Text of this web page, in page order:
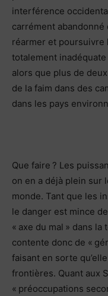
interférence
carrément
réarmer et poursuivre
totalement inadéquate
alors que plus de
de la faim dans des
dans les pays
Que faire ? Les
on en a déjà plein sur
monde. Tant que les
le danger est mince
« axe du mal » dans
contente donc de «
faisant en sorte
frontières. Quant aux
« préoccupations